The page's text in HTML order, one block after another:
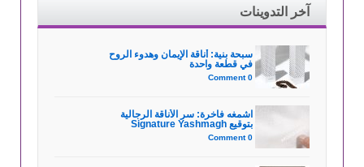
آخر التدوينات
سبحة بنية: أناقة الإيمان وهدوء الروح
في قطعة واحدة
0 Comment
اشمغه فاخرة: سر الأناقة الرجالية
بتوقيع Signature Yashmagh
0 Comment